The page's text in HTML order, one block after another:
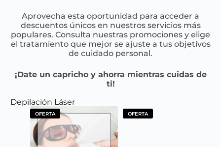
Aprovecha esta oportunidad para acceder a
descuentos únicos en nuestros servicios más
populares. Consulta nuestras promociones y elige
el tratamiento que mejor se ajuste a tus objetivos
de cuidado personal.
¡Date un capricho y ahorra mientras cuidas de
ti!
Depilación Láser
OFERTA OFERTA